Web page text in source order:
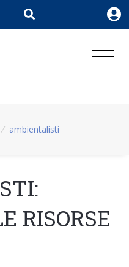
/ ambientalisti
RISORSE